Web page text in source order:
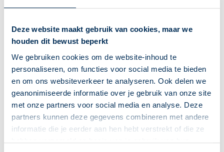
Deze website maakt gebruik van cookies, maar we
houden dit bewust beperkt
We gebruiken cookies om de website-inhoud te
personaliseren, om functies voor social media te bieden
en om ons websiteverkeer te analyseren. Ook delen we
geanonimiseerde informatie over je gebruik van onze site
met onze partners voor social media en analyse. Deze
partners kunnen deze gegevens combineren met andere
informatie die je eerder aan hen hebt verstrekt of die ze
hebben verzameld op basis van je gebruik van hun
Desloratadine is een medicijn tegen allergie.
Bij allergie, zoals hooikoorts, ontstoken ogen of neus,
jeuk of huiduitslag met roze bulten en erge jeuk
(netelroos).
Werkt na 1 uur. Het werkt ongeveer 24 uur lang.
Heeft u elke dag last van klachten? Gebruik dit medicijn
elke dag. Heeft u af en toe last? Neem desloratadine als
u klachten krijgt. Of 1 uur voor u verwacht last te krijgen.
Bijwerkingen: hoofdpijn en een droge mond.
U kunt wat suf, slaperig, vermoeid of duizelig worden van